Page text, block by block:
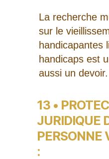
La recherche
sur le
handicapantes
handicaps est
aussi un devoir.
13 •
JURIDIQUE
PERSONNE
: